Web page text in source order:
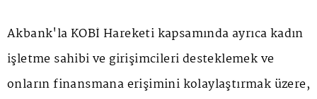
Akbank'la KOBİ Hareketi kapsamında ayrıca kadın
işletme sahibi ve girişimcileri desteklemek ve
onların finansmana erişimini kolaylaştırmak üzere,